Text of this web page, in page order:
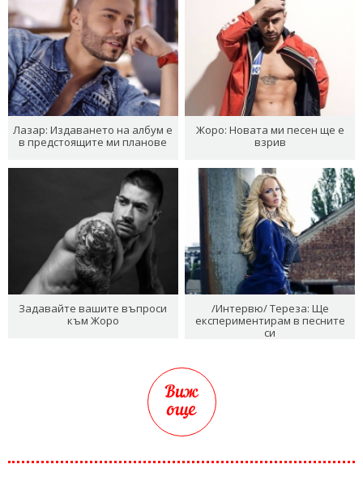
Лазар: Издаването на албум е
в предстоящите ми планове
Жоро: Новата ми песен ще е
взрив
Задавайте вашите въпроси
към Жоро
/Интервю/ Тереза: Ще
експериментирам в песните
си
Виж
още